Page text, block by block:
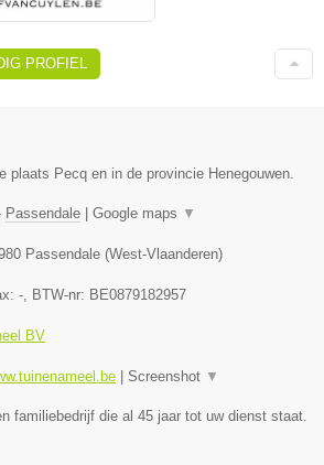
PROFIEL
plaats Pecq en in de provincie Henegouwen.
Passendale Google maps ▼
Passendale (West-Vlaanderen)
-, BTW-nr: BE0879182957
BV
Screenshot ▼
familiebedrijf die al 45 jaar tot uw dienst staat.